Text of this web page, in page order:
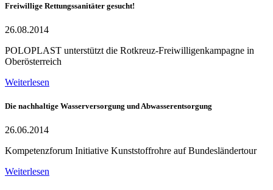
Freiwillige Rettungssanitäter gesucht!
26.08.2014
POLOPLAST unterstützt die Rotkreuz-Freiwilligenkampagne in
Oberösterreich
Weiterlesen
Die nachhaltige Wasserversorgung und Abwasserentsorgung
26.06.2014
Kompetenzforum Initiative Kunststoffrohre auf Bundesländertour
Weiterlesen